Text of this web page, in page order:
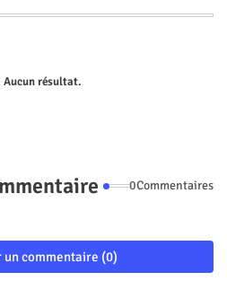
Aucun résultat.
0Commentaires
commentaire (0)